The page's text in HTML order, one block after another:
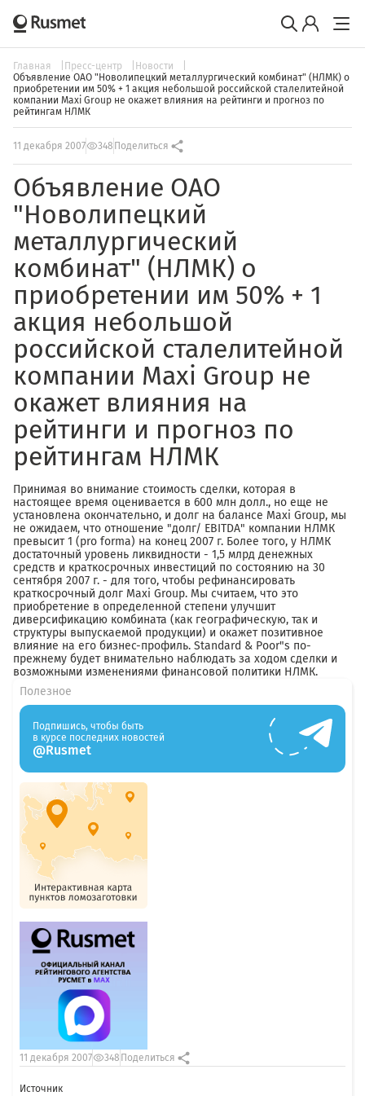
Главная Пресс-центр
Новости
Объявление ОАО "Новолипецкий металлургический комбинат" (НЛМК) о
приобретении им 50% + 1 акция небольшой российской сталелитейной
компании Maxi Group не окажет влияния на рейтинги и прогноз по
рейтингам НЛМК
11 декабря 2007 348 Поделиться
Объявление ОАО
"Новолипецкий
металлургический
комбинат" (НЛМК) о
приобретении им 50% + 1
акция небольшой
российской сталелитейной
компании Maxi Group не
окажет влияния на
рейтинги и прогноз по
рейтингам НЛМК
Принимая во внимание стоимость сделки, которая в
настоящее время оценивается в 600 млн долл., но еще не
установлена окончательно, и долг на балансе Maxi Group, мы
не ожидаем, что отношение "долг/ EBITDA" компании НЛМК
превысит 1 (pro forma) на конец 2007 г. Более того, у НЛМК
достаточный уровень ликвидности - 1,5 млрд денежных
средств и краткосрочных инвестиций по состоянию на 30
сентября 2007 г. - для того, чтобы рефинансировать
краткосрочный долг Maxi Group. Мы считаем, что это
приобретение в определенной степени улучшит
диверсификацию комбината (как географическую, так и
структуры выпускаемой продукции) и окажет позитивное
влияние на его бизнес-профиль. Standard & Poor"s по-
прежнему будет внимательно наблюдать за ходом сделки и
возможными изменениями финансовой политики НЛМК.
Источник
11 декабря 2007 348 Поделиться
Полезное
Подпишись, чтобы быть
в курсе последних новостей
@Rusmet